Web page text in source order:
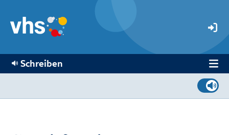
Schreiben